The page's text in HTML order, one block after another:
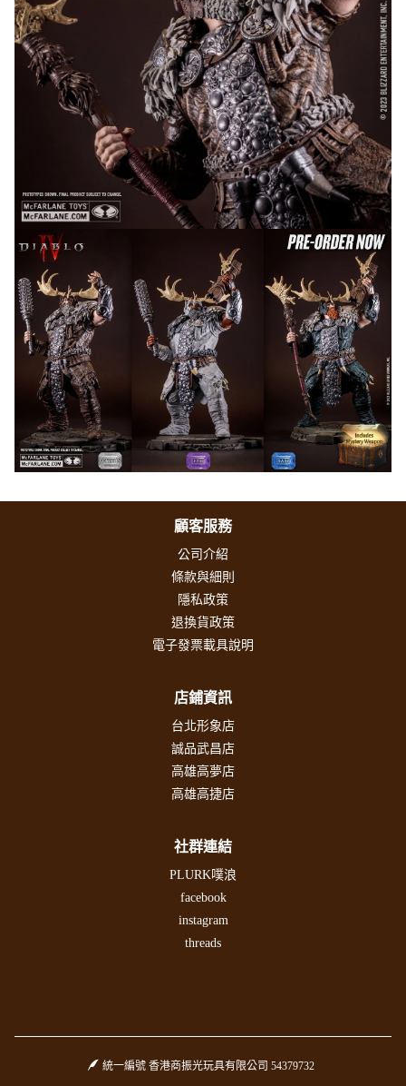
顧客服務
公司介紹
條款與細則
隱私政策
退換貨政策
電子發票載具說明
店鋪資訊
台北形象店
誠品武昌店
高雄高夢店
高雄高捷店
社群連結
PLURK噗浪
facebook
instagram
threads
統一編號 香港商振光玩具有限公司 54379732